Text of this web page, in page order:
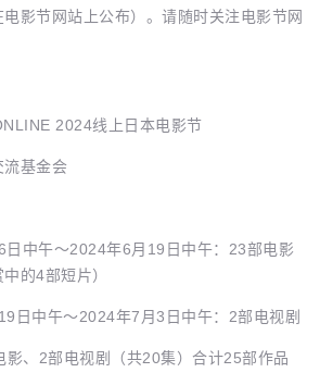
影节网站上公布）。请随时关注电影节网
2024线上日本电影节
基金会
午～2024年6月19日中午：23部电影
的4部短片）
中午～2024年7月3日中午：2部电视剧
、2部电视剧（共20集）合计25部作品